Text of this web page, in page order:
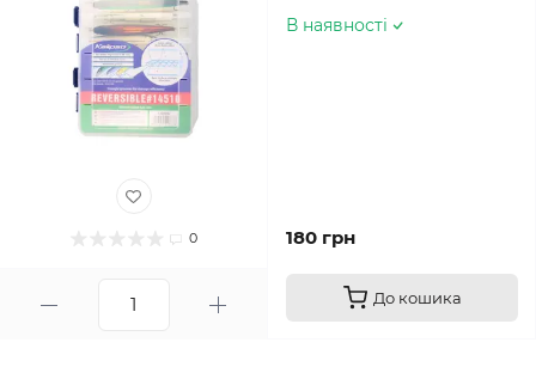
0
В наявності
180 грн
До кошика